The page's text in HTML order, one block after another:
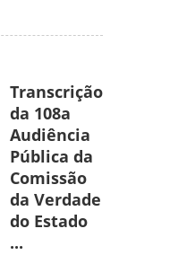
Transcrição
da 108a
Audiência
Pública da
Comissão
da Verdade
do Estado
...